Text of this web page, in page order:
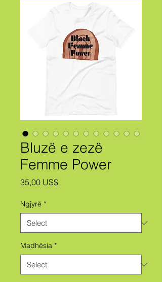
Bluzë e zezë
Femme Power
35,00 US$Price
Ngjyrë *
Madhësia *